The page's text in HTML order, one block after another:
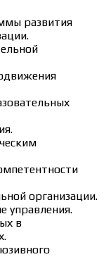
развития
организации.
управления.
в